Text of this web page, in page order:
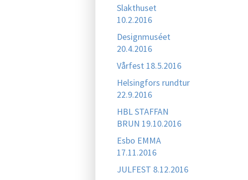
Slakthuset
10.2.2016
Designmuséet
20.4.2016
Vårfest 18.5.2016
Helsingfors rundtur
22.9.2016
HBL STAFFAN
BRUN 19.10.2016
Esbo EMMA
17.11.2016
JULFEST 8.12.2016